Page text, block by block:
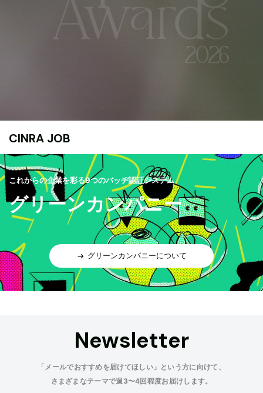
CINRA JOB
これからの企業を彩る9つのバッヂ認証システム
グリーンカンパニー
グリーンカンパニーについて
Newsletter
「メールでおすすめを届けてほしい」という方に向けて、
さまざまなテーマで週3〜4回程度お届けします。